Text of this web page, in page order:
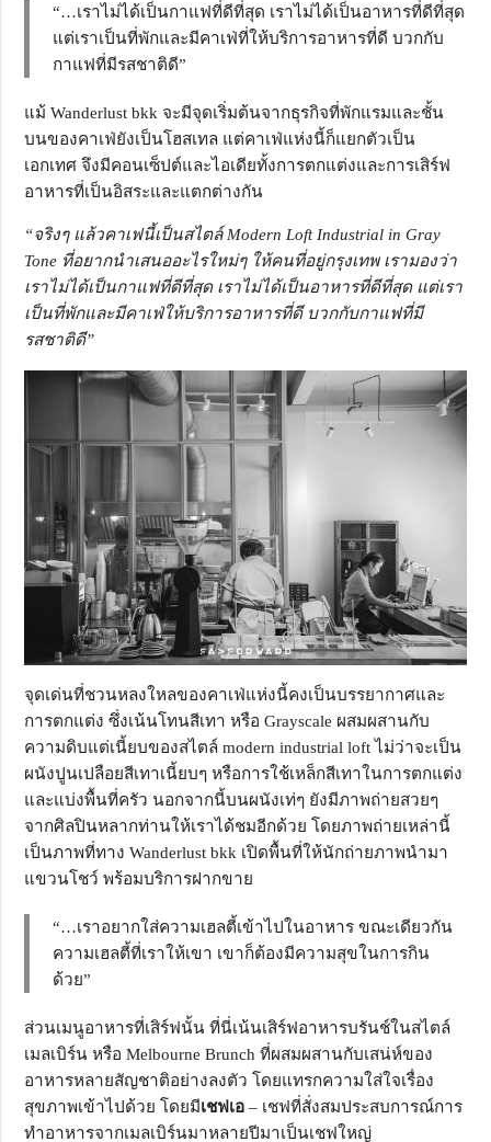
“…เราไม่ได้เป็นกาแฟที่ดีที่สุด เราไม่ได้เป็นอาหารที่ดีที่สุด
แต่เราเป็นที่พักและมีคาเฟ่ที่ให้บริการอาหารที่ดี บวกกับ
กาแฟที่มีรสชาติดี”
แม้ Wanderlust bkk จะมีจุดเริ่มต้นจากธุรกิจที่พักแรมและชั้น
บนของคาเฟ่ยังเป็นโฮสเทล แต่คาเฟ่แห่งนี้ก็แยกตัวเป็น
เอกเทศ จึงมีคอนเซ็ปต์และไอเดียทั้งการตกแต่งและการเสิร์ฟ
อาหารที่เป็นอิสระและแตกต่างกัน
“จริงๆ แล้วคาเฟนี้เป็นสไตล์ Modern Loft Industrial in Gray
Tone ที่อยากนำเสนออะไรใหม่ๆ ให้คนที่อยู่กรุงเทพ เรามองว่า
เราไม่ได้เป็นกาแฟที่ดีที่สุด เราไม่ได้เป็นอาหารที่ดีที่สุด แต่เรา
เป็นที่พักและมีคาเฟ่ให้บริการอาหารที่ดี บวกกับกาแฟที่มี
รสชาติดี”
จุดเด่นที่ชวนหลงใหลของคาเฟ่แห่งนี้คงเป็นบรรยากาศและ
การตกแต่ง ซึ่งเน้นโทนสีเทา หรือ Grayscale ผสมผสานกับ
ความดิบแต่เนี้ยบของสไตล์ modern industrial loft ไม่ว่าจะเป็น
ผนังปูนเปลือยสีเทาเนี้ยบๆ หรือการใช้เหล็กสีเทาในการตกแต่ง
และแบ่งพื้นที่ครัว นอกจากนี้บนผนังเท่ๆ ยังมีภาพถ่ายสวยๆ
จากศิลปินหลากท่านให้เราได้ชมอีกด้วย โดยภาพถ่ายเหล่านี้
เป็นภาพที่ทาง Wanderlust bkk เปิดพื้นที่ให้นักถ่ายภาพนำมา
แขวนโชว์ พร้อมบริการฝากขาย
“…เราอยากใส่ความเฮลตี้เข้าไปในอาหาร ขณะเดียวกัน
ความเฮลตี้ที่เราให้เขา เขาก็ต้องมีความสุขในการกิน
ด้วย”
ส่วนเมนูอาหารที่เสิร์ฟนั้น ที่นี่เน้นเสิร์ฟอาหารบรันช์ในสไตล์
เมลเบิร์น หรือ Melbourne Brunch ที่ผสมผสานกับเสน่ห์ของ
อาหารหลายสัญชาติอย่างลงตัว โดยแทรกความใส่ใจเรื่อง
สุขภาพเข้าไปด้วย โดยมีเชฟเอ – เชฟที่สั่งสมประสบการณ์การ
ทำอาหารจากเมลเบิร์นมาหลายปีมาเป็นเชฟใหญ่